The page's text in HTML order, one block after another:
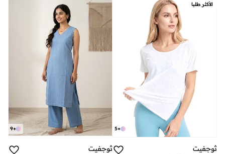
الأكثر طلبا
+
5
ثوجفيت
+
9
ثوجفيت